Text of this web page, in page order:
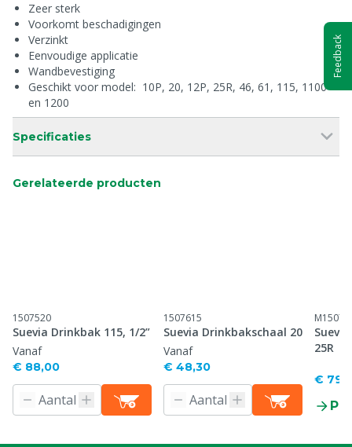
Zeer sterk
Voorkomt beschadigingen
Verzinkt
Eenvoudige applicatie
Wandbevestiging
Geschikt voor model: 10P, 20, 12P, 25R, 46, 61, 115, 1100
en 1200
Specificaties
Gerelateerde producten
1507520
Suevia Drinkbak 115, 1/2”
Vanaf
€ 88,00
1507615
Suevia Drinkbakschaal 20
Vanaf
€ 48,30
25R
€
Feedback